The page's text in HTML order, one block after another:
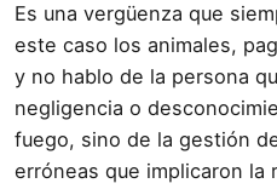
Es una vergüenza que
este caso los animales,
y no hablo de la persona
negligencia o
fuego, sino de la gestión
erróneas que implicaron la